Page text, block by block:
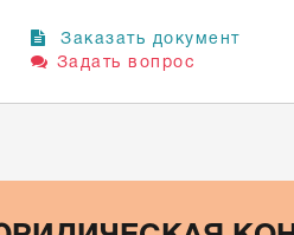
Заказать документ
Задать вопрос